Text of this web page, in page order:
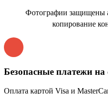
Фотографии защищены
копирование
Безопасные платежи на
Оплата картой Visa и